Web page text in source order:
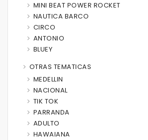
MINI BEAT POWER ROCKET
NAUTICA BARCO
CIRCO
ANTONIO
BLUEY
OTRAS TEMATICAS
MEDELLIN
NACIONAL
TIK TOK
PARRANDA
ADULTO
HAWAIANA